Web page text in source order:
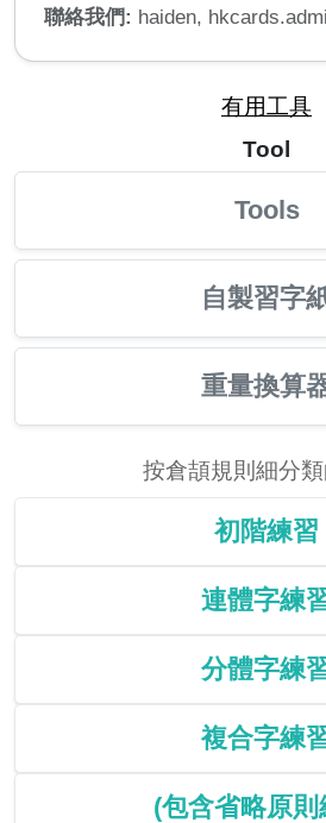
聯絡我們: haiden,
有用工具
Tool
Tools
自製習字
重量換算
按倉頡規則細分
初階練習
連體字練
分體字練
複合字練
(包含省略原則